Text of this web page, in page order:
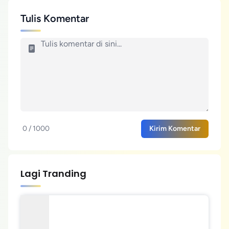
Tulis Komentar
0 / 1000 Kirim Komentar
Lagi Tranding